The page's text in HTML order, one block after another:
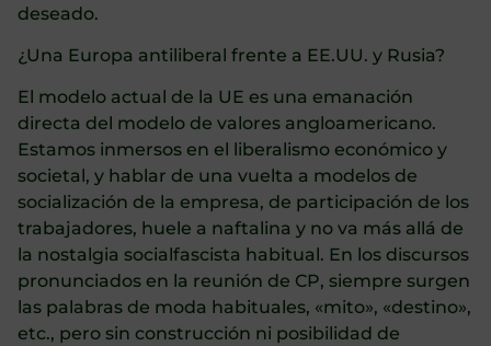
deseado.
¿Una Europa antiliberal frente a EE.UU. y Rusia?
El modelo actual de la UE es una emanación
directa del modelo de valores angloamericano.
Estamos inmersos en el liberalismo económico y
societal, y hablar de una vuelta a modelos de
socialización de la empresa, de participación de los
trabajadores, huele a naftalina y no va más allá de
la nostalgia socialfascista habitual. En los discursos
pronunciados en la reunión de CP, siempre surgen
las palabras de moda habituales, «mito», «destino»,
etc., pero sin construcción ni posibilidad de